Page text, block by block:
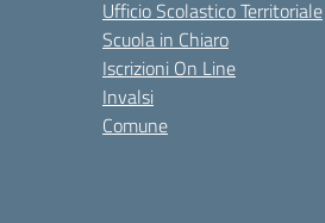
Ufficio Scolastico Territoriale
Scuola in Chiaro
Iscrizioni On Line
Invalsi
Comune